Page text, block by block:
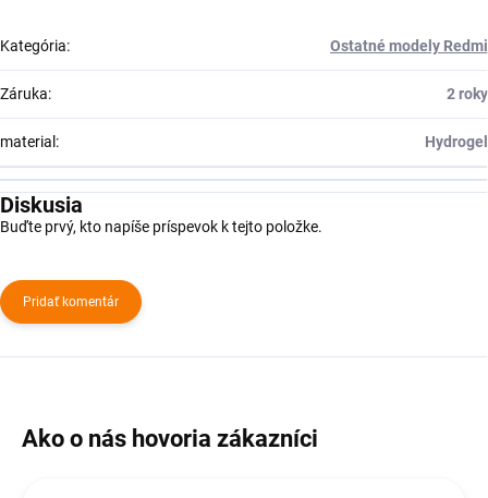
Kategória: Ostatné modely Redmi
Záruka: 2 roky
material: Hydrogel
Diskusia
Buďte prvý, kto napíše príspevok k tejto položke.
Pridať komentár